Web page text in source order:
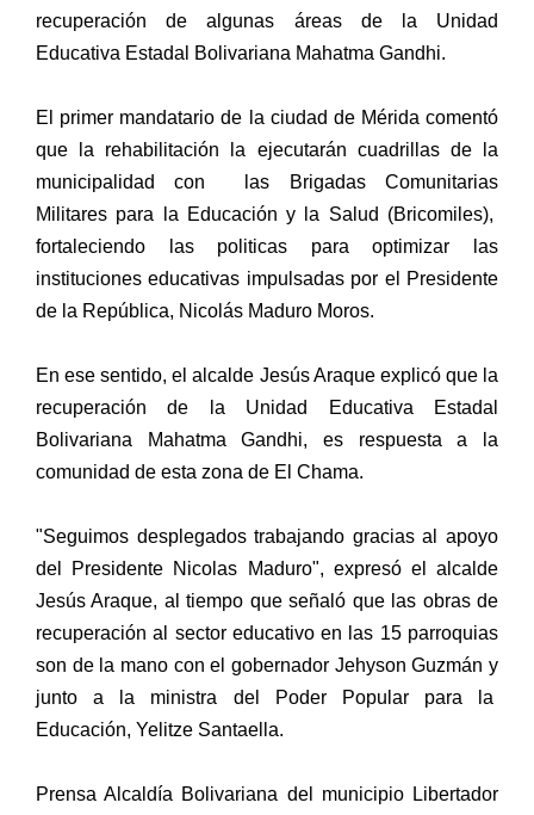
recuperación de algunas áreas de la Unidad
Educativa Estadal Bolivariana Mahatma Gandhi.
El primer mandatario de la ciudad de Mérida comentó
que la rehabilitación la ejecutarán cuadrillas de la
municipalidad con las Brigadas Comunitarias
Militares para la Educación y la Salud (Bricomiles),
fortaleciendo las politicas para optimizar las
instituciones educativas impulsadas por el Presidente
de la República, Nicolás Maduro Moros.
En ese sentido, el alcalde Jesús Araque explicó que la
recuperación de la Unidad Educativa Estadal
Bolivariana Mahatma Gandhi, es respuesta a la
comunidad de esta zona de El Chama.
"Seguimos desplegados trabajando gracias al apoyo
del Presidente Nicolas Maduro", expresó el alcalde
Jesús Araque, al tiempo que señaló que las obras de
recuperación al sector educativo en las 15 parroquias
son de la mano con el gobernador Jehyson Guzmán y
junto a la ministra del Poder Popular para la
Educación, Yelitze Santaella.
Prensa Alcaldía Bolivariana del municipio Libertador